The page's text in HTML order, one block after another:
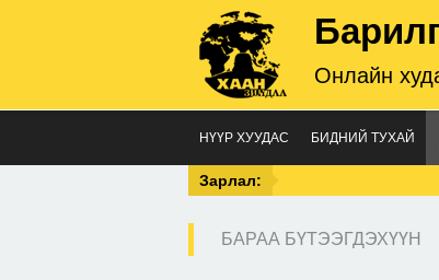
Онлайн
НҮҮР ХУУДАС БИДНИЙ ТУХАЙ
Зарлал:
БАРАА БҮТЭЭГДЭХҮҮН